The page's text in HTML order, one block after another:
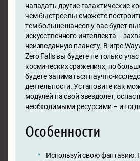
нападать другие галактические
чем быстрее вы сможете
тем больше шансов у вас будет
искусственного интеллекта –
неизведанную планету. В игре
Zero Falls вы будете не только
космических сражениях, но
будете заниматься научно-
деятельности. Установите как
модулей на свой звездолет,
необходимыми ресурсами – и
Особенности
Используй свою фантазию.